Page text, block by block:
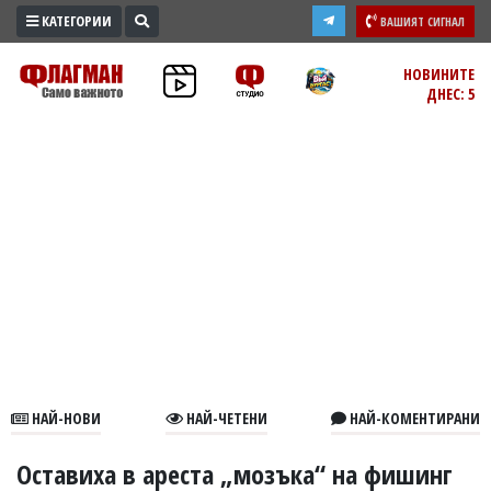
ПРОМО
ЗОНА
В
КАТЕГОРИИ ВАШИЯТ СИГНАЛ
НОВИНИТЕ
ДНЕС: 5
НАЙ-НОВИ НАЙ-ЧЕТЕНИ НАЙ-КОМЕНТИРАНИ
Оставиха в ареста „мозъка“ на фишинг